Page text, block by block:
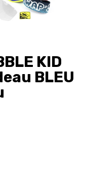
KID
BLEU